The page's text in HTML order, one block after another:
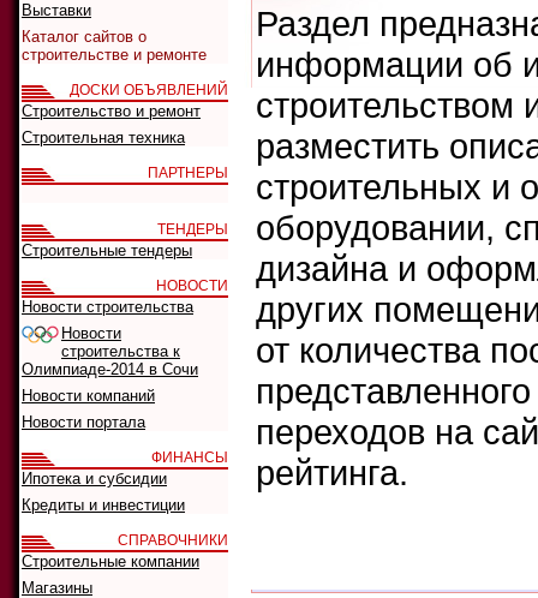
Раздел
информации об
разместить
строительных и
оборудовании,
дизайна и
других
от количества
переходов на
рейтинга.
Выставки
Каталог сайтов о
строительстве и ремонте
ДОСКИ ОБЪЯВЛЕНИЙ
Строительство и ремонт
Строительная техника
ПАРТНЕРЫ
ТЕНДЕРЫ
Строительные тендеры
НОВОСТИ
Новости строительства
Новости
строительства к
Олимпиаде-2014 в Сочи
Новости компаний
Новости портала
ФИНАНСЫ
Ипотека и субсидии
Кредиты и инвестиции
СПРАВОЧНИКИ
Строительные компании
Магазины